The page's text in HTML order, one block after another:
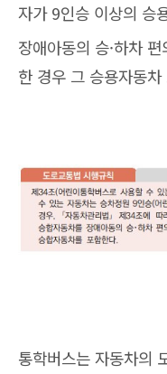
자가 9인승 이상의 승
장애아동의 승·하차
한 경우 그 승용자동
통학버스는 자동차의